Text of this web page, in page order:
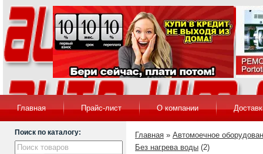
Главная Прайс-лист О компании
Поиск по каталогу: Главная » Автомоечное
Без нагрева воды (2)